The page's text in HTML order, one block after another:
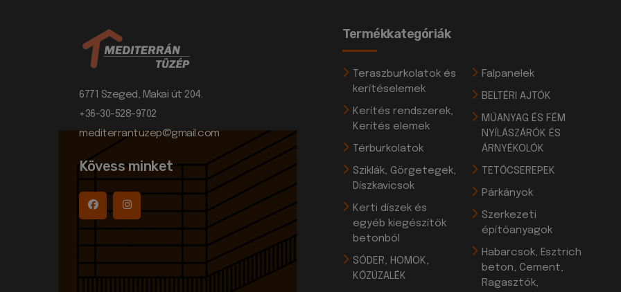
6771 Szeged, Makai út 204.
+36-30-528-9702
mediterrantuzep@gmail.com
Kövess minket
Termékkategóriák
Teraszburkolatok és
kerítéselemek
Kerítés rendszerek,
Kerítés elemek
Térburkolatok
Sziklák, Görgetegek,
Díszkavicsok
Kerti díszek és
egyéb kiegészítők
betonból
SÓDER, HOMOK,
KŐZÚZALÉK
Falpanelek
BELTÉRI AJTÓK
MŰANYAG ÉS FÉM
NYÍLÁSZÁRÓK ÉS
ÁRNYÉKOLÓK
TETŐCSEREPEK
Párkányok
Szerkezeti
építőanyagok
Habarcsok, Esztrich
beton, Cement,
Ragasztók,